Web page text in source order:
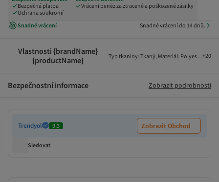
Bezpečná platba
Ochrana soukromí
Vrácení peněz za ztracené a poškozené zásilky
Snadné vrácení Snadné vrácení do 14 dnů.
Vlastnosti {brandName}
{productName}
Typ tkaniny: Tkaný, Materiál: Polyester,Typ
+20
Bezpečnostní informace Zobrazit podrobnosti
Trendyol 9.3 Zobrazit Obchod
Sledovat